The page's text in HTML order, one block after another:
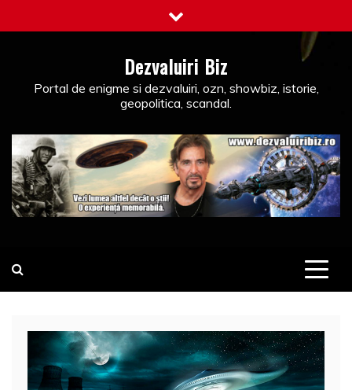
to
Dezvaluiri Biz
Portal de enigme si dezvaluiri, ozn, showbiz, istorie,
geopolitica, scandal.